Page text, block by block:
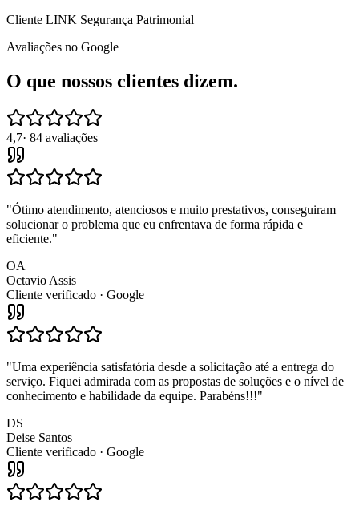
Cliente LINK Segurança Patrimonial
Avaliações no Google
O que nossos clientes dizem.
4,7· 84 avaliações
"Ótimo atendimento, atenciosos e muito prestativos, conseguiram
solucionar o problema que eu enfrentava de forma rápida e
eficiente."
OA
Octavio Assis
Cliente verificado · Google
"Uma experiência satisfatória desde a solicitação até a entrega do
serviço. Fiquei admirada com as propostas de soluções e o nível de
conhecimento e habilidade da equipe. Parabéns!!!"
DS
Deise Santos
Cliente verificado · Google